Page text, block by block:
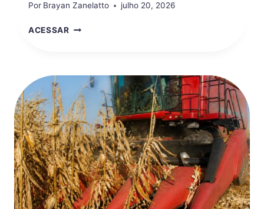
Por Brayan Zanelatto julho 20, 2026
ACESSARQUAIS
BÁSICOS
DE
UM
TRATOR
AGRÍCOLA?